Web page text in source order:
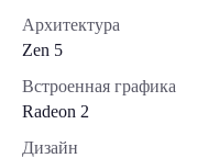
Архитектура
Zen 5
Встроенная графика
Radeon 2
Дизайн